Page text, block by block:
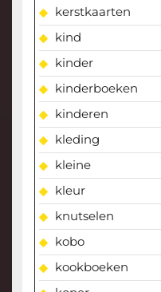
kerstkaarten
kind
kinder
kinderboeken
kinderen
kleding
kleine
kleur
knutselen
kobo
kookboeken